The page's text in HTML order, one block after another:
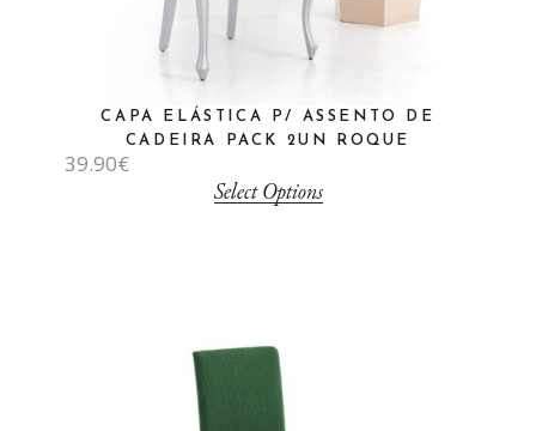
CAPA ELÁSTICA P/ ASSENTO DE
CADEIRA PACK 2UN ROQUE
39.90€
Select Options